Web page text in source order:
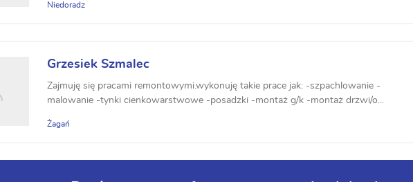
Niedoradz
Grzesiek Szmalec
Zajmuję się pracami remontowymi.wykonuję takie prace jak: -szpachlowanie -
malowanie -tynki cienkowarstwowe -posadzki -montaż g/k -montaż drzwi/o...
Żagań